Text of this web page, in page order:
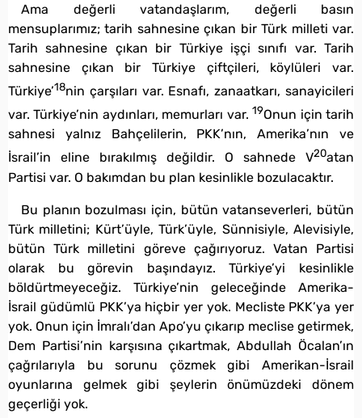
Ama değerli vatandaşlarım, değerli basın
mensuplarımız; tarih sahnesine çıkan bir Türk milleti var.
Tarih sahnesine çıkan bir Türkiye işçi sınıfı var. Tarih
sahnesine çıkan bir Türkiye çiftçileri, köylüleri var.
Türkiye’18nin çarşıları var. Esnafı, zanaatkarı, sanayicileri
var. Türkiye’nin aydınları, memurları var. 19Onun için tarih
sahnesi yalnız Bahçelilerin, PKK’nın, Amerika’nın ve
İsrail’in eline bırakılmış değildir. O sahnede V20atan
Partisi var. O bakımdan bu plan kesinlikle bozulacaktır.
Bu planın bozulması için, bütün vatanseverleri, bütün
Türk milletini; Kürt’üyle, Türk’üyle, Sünnisiyle, Alevisiyle,
bütün Türk milletini göreve çağırıyoruz. Vatan Partisi
olarak bu görevin başındayız. Türkiye’yi kesinlikle
böldürtmeyeceğiz. Türkiye’nin geleceğinde Amerika-
İsrail güdümlü PKK’ya hiçbir yer yok. Mecliste PKK’ya yer
yok. Onun için İmralı’dan Apo’yu çıkarıp meclise getirmek,
Dem Partisi’nin karşısına çıkartmak, Abdullah Öcalan’ın
çağrılarıyla bu sorunu çözmek gibi Amerikan-İsrail
oyunlarına gelmek gibi şeylerin önümüzdeki dönem
geçerliği yok.